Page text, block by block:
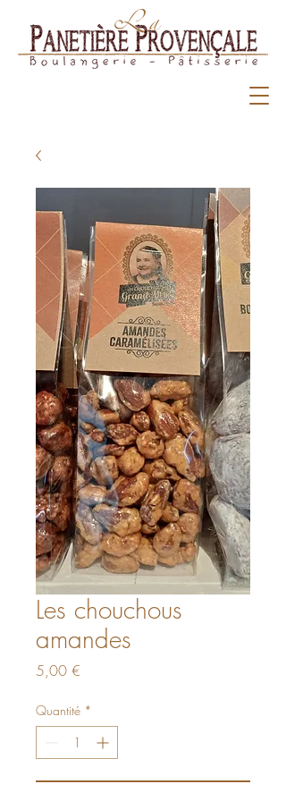
Les chouchous
amandes
5,00 €
Quantité *